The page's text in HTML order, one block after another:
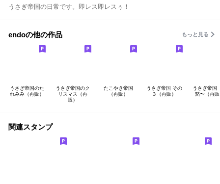
うさぎ帝国の日常です。即レス即レスぅ！
endoの他の作品 もっと見る
うさぎ帝国のた
れみみ（再販）
うさぎ帝国のク
リスマス（再
販）
たこやき帝国
（再販）
うさぎ帝国 その
３（再販）
うさぎ帝
黙〜（再
関連スタンプ